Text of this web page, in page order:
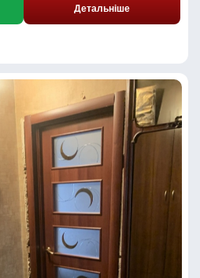
Детальніше